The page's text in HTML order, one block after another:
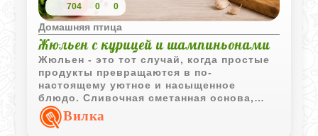
704 0 0
Домашняя птица
Жюльен с курицей и шампиньонами
Жюльен - это тот случай, когда простые
продукты превращаются в по-
настоящему уютное и насыщенное
блюдо. Сливочная сметанная основа,
аромат жареных грибов и тягучая сырная
корочка делают его особенно вкусным
Вилка